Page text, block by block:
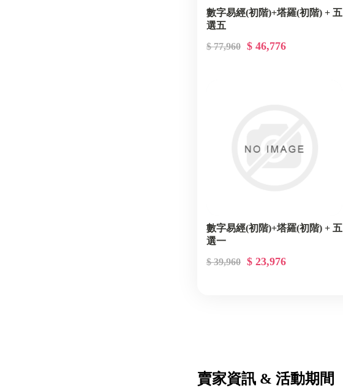
數字易經(初階)+塔羅(初階) + 五
選五
$ 77,960 $ 46,776
數字易經(初階)+塔羅(初階) + 五
選一
$ 39,960 $ 23,976
賣家資訊 & 活動期間